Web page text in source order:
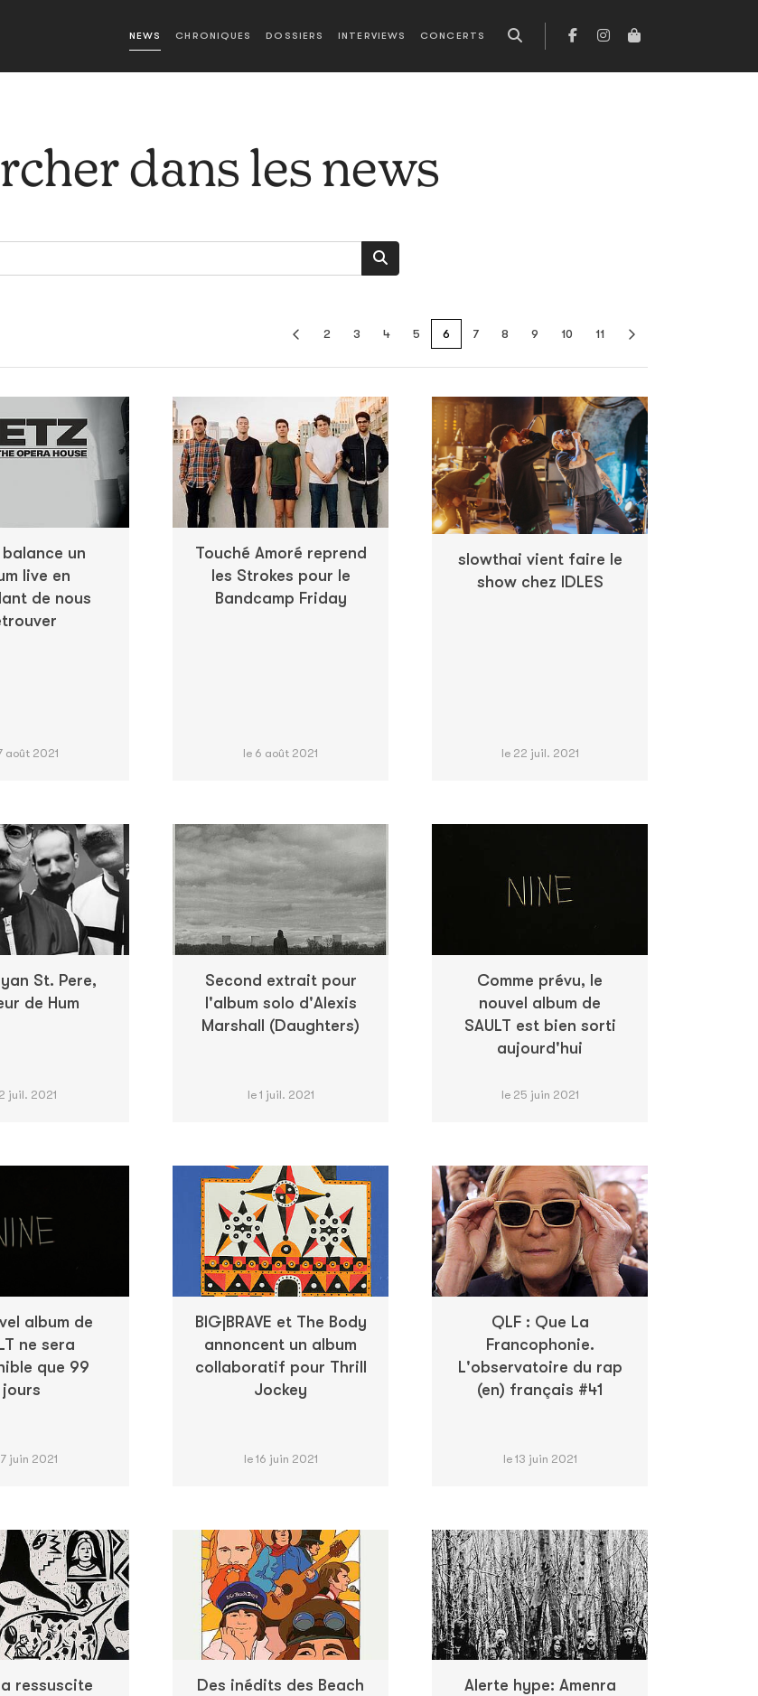
NEWS CHRONIQUES DOSSIERS INTERVIEWS CONCERTS
dans les news
2 3 4 5 6 7 8 9 10 11
balance un
live en
de nous
août 2021
Touché Amoré reprend
les Strokes pour le
Bandcamp Friday
le 6 août 2021
slowthai vient faire le
show chez IDLES
le 22 juil. 2021
St. Pere,
de Hum
juil. 2021
Second extrait pour
l'album solo d'Alexis
Marshall (Daughters)
le 1 juil. 2021
Comme prévu, le
nouvel album de
SAULT est bien sorti
aujourd'hui
le 25 juin 2021
album de
ne sera
que 99
jours
juin 2021
BIG|BRAVE et The Body
annoncent un album
collaboratif pour Thrill
Jockey
le 16 juin 2021
QLF : Que La
Francophonie.
L'observatoire du rap
(en) français #41
le 13 juin 2021
ressuscite
Des inédits des Beach
Alerte hype: Amenra